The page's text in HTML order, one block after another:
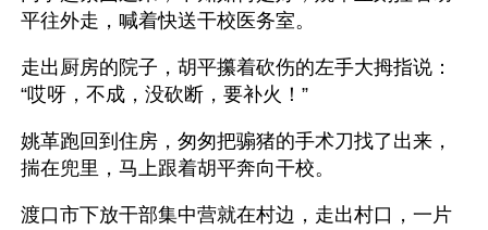
平往外走，喊着快送干校医务室。
走出厨房的院子，胡平攥着砍伤的左手大拇指说：
“哎呀，不成，没砍断，要补火！”
姚革跑回到住房，匆匆把骟猪的手术刀找了出来，
揣在兜里，马上跟着胡平奔向干校。
渡口市下放干部集中营就在村边，走出村口，一片